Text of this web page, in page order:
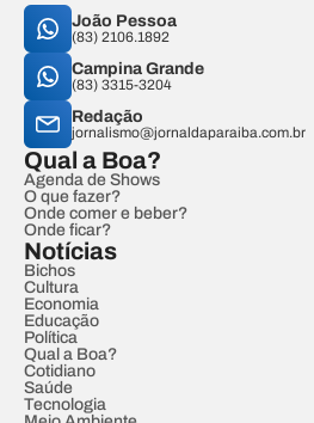
João Pessoa
(83) 2106.1892
Campina Grande
(83) 3315-3204
Redação
jornalismo@jornaldaparaiba.com.br
Qual a Boa?
Agenda de Shows
O que fazer?
Onde comer e beber?
Onde ficar?
Notícias
Bichos
Cultura
Economia
Educação
Política
Qual a Boa?
Cotidiano
Saúde
Tecnologia